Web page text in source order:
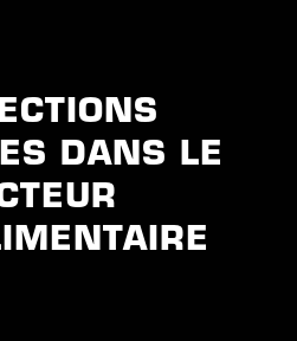
DANS LE